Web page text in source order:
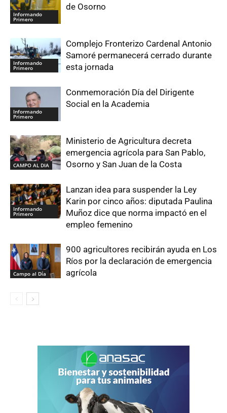
Informando
Primero
de Osorno
Informando
Primero
Complejo Fronterizo Cardenal Antonio
Samoré permanecerá cerrado durante
esta jornada
Informando
Primero
Conmemoración Día del Dirigente
Social en la Academia
CAMPO AL DIA
Ministerio de Agricultura decreta
emergencia agrícola para San Pablo,
Osorno y San Juan de la Costa
Informando
Primero
Lanzan idea para suspender la Ley
Karin por cinco años: diputada Paulina
Muñoz dice que norma impactó en el
empleo femenino
Campo al Día
900 agricultores recibirán ayuda en Los
Ríos por la declaración de emergencia
agrícola